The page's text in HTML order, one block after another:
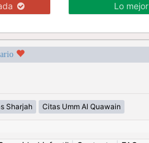
Lo mejor
Sharjah Citas Umm Al Quawain